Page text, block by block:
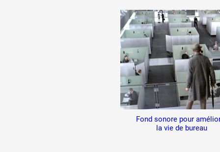
Fond sonore pour
la vie de bureau